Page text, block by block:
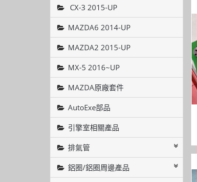
CX-3 2015-UP
MAZDA6 2014-UP
MAZDA2 2015-UP
MX-5 2016~UP
MAZDA原廠套件
AutoExe部品
引擎室相關產品
排氣管
鋁圈/鋁圈周邊產品